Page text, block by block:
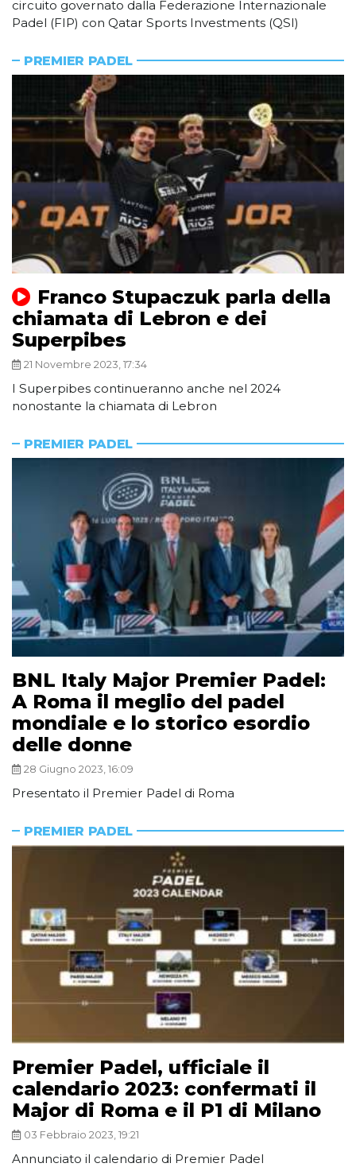
circuito governato dalla Federazione Internazionale
Padel (FIP) con Qatar Sports Investments (QSI)
PREMIER PADEL
Franco Stupaczuk parla della
chiamata di Lebron e dei
Superpibes
21 Novembre 2023, 17:34
I Superpibes continueranno anche nel 2024
nonostante la chiamata di Lebron
PREMIER PADEL
BNL Italy Major Premier Padel:
A Roma il meglio del padel
mondiale e lo storico esordio
delle donne
28 Giugno 2023, 16:09
Presentato il Premier Padel di Roma
PREMIER PADEL
Premier Padel, ufficiale il
calendario 2023: confermati il
Major di Roma e il P1 di Milano
03 Febbraio 2023, 19:21
Annunciato il calendario di Premier Padel